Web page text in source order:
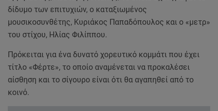
δίδυμο των επιτυχιών, ο καταξιωμένος
μουσικοσυνθέτης, Κυριάκος Παπαδόπουλος και ο «μετρ»
του στίχου, Ηλίας Φιλίππου.
Πρόκειται για ένα δυνατό χορευτικό κομμάτι που έχει
τίτλο «Φέρτε», το οποίο αναμένεται να προκαλέσει
αίσθηση και το σίγουρο είναι ότι θα αγαπηθεί από το
κοινό.